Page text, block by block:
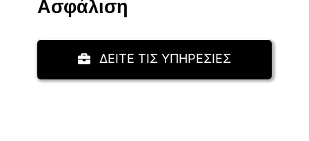
Aσφάλιση
ΔΕΙΤΕ ΤΙΣ ΥΠΗΡΕΣΙΕΣ